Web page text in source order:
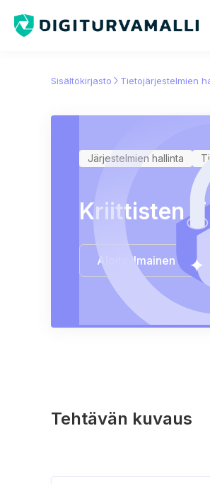
Sisältökirjasto Tietojärjestelmien
Järjestelmien hallinta
Kriittisten
Aloita ilmainen kokeilu
Tehtävän kuvaus